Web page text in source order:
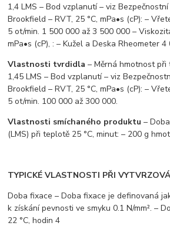
1,4 LMS – Bod vzplanutí – viz
Brookfield – RVT, 25 °C, mPa•s (cP): –
5 ot/min. 1 500 000 až 3 500 000 –
mPa•s (cP), : – Kužel a Deska Rheometer 4
Vlastnosti tvrdidla – Měrná hmotnost při
1,45 LMS – Bod vzplanutí – viz
Brookfield – RVT, 25 °C, mPa•s (cP): –
5 ot/min. 100 000 až 300 000.
Vlastnosti smíchaného produktu –
(LMS) při teplotě 25 °C, minut: – 200 g
TYPICKÉ VLASTNOSTI PŘI
Doba fixace – Doba fixace je definovaná
k získání pevnosti ve smyku 0.1 N/mm². –
22 °C, hodin 4